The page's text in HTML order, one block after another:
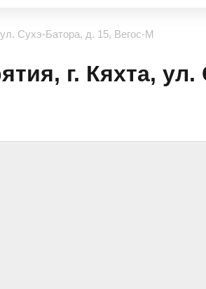
Сухэ-Батора, д. 15, Вегос-М
г. Кяхта, ул.